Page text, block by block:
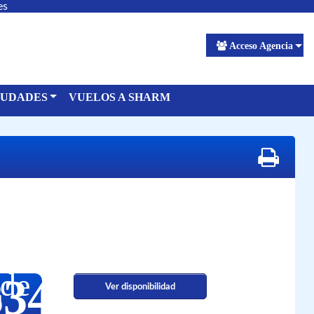
Acceso Agencia
VUELOS A SHARM
Ver disponibilidad